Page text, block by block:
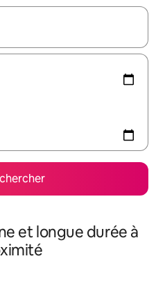
utilisez les flèches vers le
et longue durée à